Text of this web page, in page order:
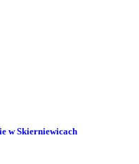
w Skierniewicach